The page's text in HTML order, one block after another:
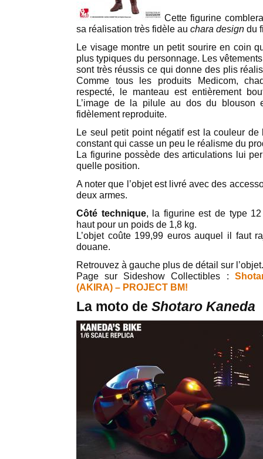
Cette figurine
sa réalisation très fidèle au chara design du
Le visage montre un petit sourire en coin
plus typiques du personnage. Les
sont très réussis ce qui donne des plis
Comme tous les produits Medicom,
respecté, le manteau est entièrement
L’image de la pilule au dos du blouson
fidèlement reproduite.
Le seul petit point négatif est la couleur
constant qui casse un peu le réalisme du
La figurine possède des articulations lui
quelle position.
A noter que l’objet est livré avec des
deux armes.
Côté technique, la figurine est de type
haut pour un poids de 1,8 kg.
L’objet coûte 199,99 euros auquel il faut
douane.
Retrouvez à gauche plus de détail sur l’objet.
Page sur Sideshow Collectibles :
(AKIRA) – PROJECT BM!
La moto de Shotaro Kaneda